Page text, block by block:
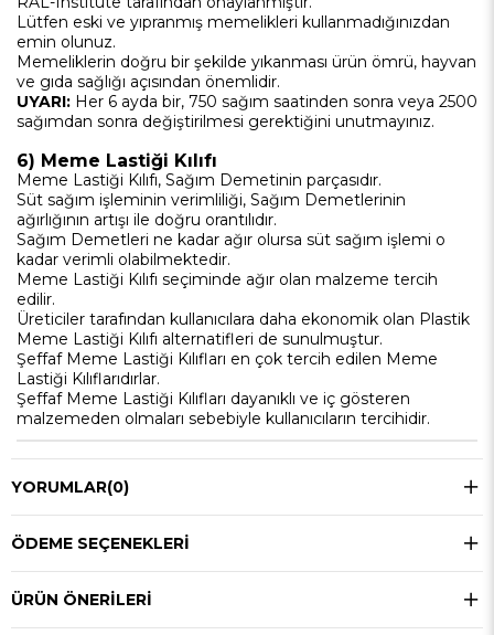
Lütfen eski ve yıpranmış memelikleri kullanmadığınızdan
emin olunuz.
Memeliklerin doğru bir şekilde yıkanması ürün ömrü, hayvan
ve gıda sağlığı açısından önemlidir.
UYARI: Her 6 ayda bir, 750 sağım saatinden sonra veya 2500
sağımdan sonra değiştirilmesi gerektiğini unutmayınız.
6) Meme Lastiği Kılıfı
Meme Lastiği Kılıfı, Sağım Demetinin parçasıdır.
Süt sağım işleminin verimliliği, Sağım Demetlerinin
ağırlığının artışı ile doğru orantılıdır.
Sağım Demetleri ne kadar ağır olursa süt sağım işlemi o
kadar verimli olabilmektedir.
Meme Lastiği Kılıfı seçiminde ağır olan malzeme tercih
edilir.
Üreticiler tarafından kullanıcılara daha ekonomik olan Plastik
Meme Lastiği Kılıfı alternatifleri de sunulmuştur.
Şeffaf Meme Lastiği Kılıfları en çok tercih edilen Meme
Lastiği Kılıflarıdırlar.
Şeffaf Meme Lastiği Kılıfları dayanıklı ve iç gösteren
malzemeden olmaları sebebiyle kullanıcıların tercihidir.
YORUMLAR(0)
ÖDEME SEÇENEKLERI
ÜRÜN ÖNERILERI